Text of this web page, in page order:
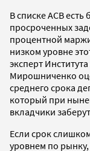
В списке АСВ
просроченных
процентной
низком уровне
эксперт
Мирошниченко
среднего срока
который при
вкладчики
Если срок
уровнем по